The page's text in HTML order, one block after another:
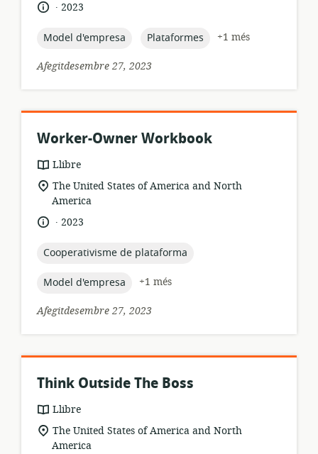
idioma:
.
data
publicació:
2023
topic:
Model d'empresa topic:
Plataformes
+1 més
Afegitdesembre 27, 2023
Worker-Owner Workbook
format
dels
recursos:
Llibre
ubicació
rellevant:
The United States of America and North
America
idioma:
.
data
publicació:
2023
topic:
Cooperativisme de plataforma
topic:
Model d'empresa
+1 més
Afegitdesembre 27, 2023
Think Outside The Boss
format
dels
recursos:
Llibre
ubicació
rellevant:
The United States of America and North
America